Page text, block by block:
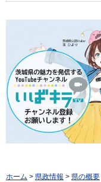
ホーム > 県政情報 > 県の概要